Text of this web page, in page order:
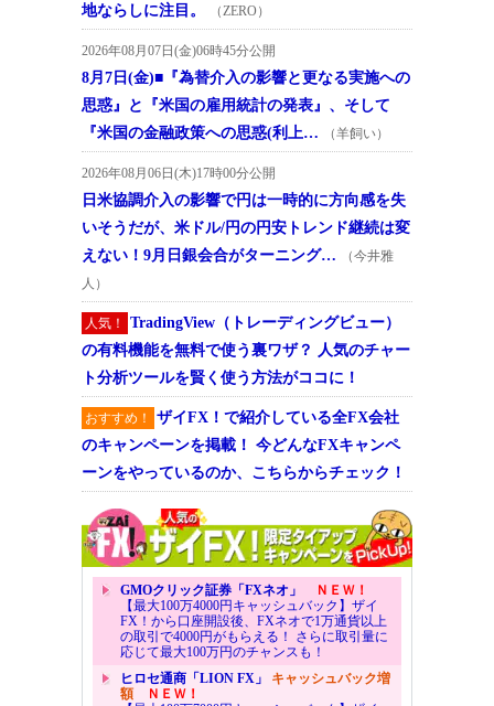
地ならしに注目。
（ZERO）
2026年08月07日(金)06時45分公開
8月7日(金)■『為替介入の影響と更なる実施への
思惑』と『米国の雇用統計の発表』、そして
『米国の金融政策への思惑(利上…
（羊飼い）
2026年08月06日(木)17時00分公開
日米協調介入の影響で円は一時的に方向感を失
いそうだが、米ドル/円の円安トレンド継続は変
えない！9月日銀会合がターニング…
（今井雅
人）
人気！
TradingView（トレーディングビュー）
の有料機能を無料で使う裏ワザ？ 人気のチャー
ト分析ツールを賢く使う方法がココに！
おすすめ！
ザイFX！で紹介している全FX会社
のキャンペーンを掲載！ 今どんなFXキャンペ
ーンをやっているのか、こちらからチェック！
GMOクリック証券「FXネオ」
ＮＥＷ！
【最大100万4000円キャッシュバック】ザイ
FX！から口座開設後、FXネオで1万通貨以上
の取引で4000円がもらえる！ さらに取引量に
応じて最大100万円のチャンスも！
ヒロセ通商「LION FX」 キャッシュバック増
額ＮＥＷ！